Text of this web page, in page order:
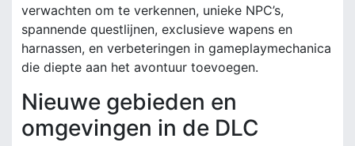
verwachten om te verkennen, unieke NPC’s,
spannende questlijnen, exclusieve wapens en
harnassen, en verbeteringen in gameplaymechanica
die diepte aan het avontuur toevoegen.
Nieuwe gebieden en
omgevingen in de DLC